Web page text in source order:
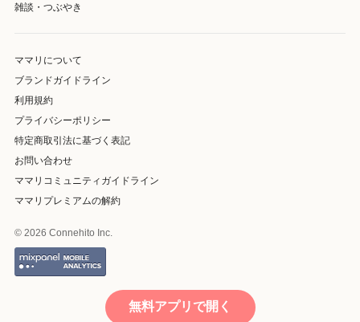
雑談・つぶやき
ママリについて
ブランドガイドライン
利用規約
プライバシーポリシー
特定商取引法に基づく表記
お問い合わせ
ママリコミュニティガイドライン
ママリプレミアムの解約
© 2026 Connehito Inc.
無料アプリで開く